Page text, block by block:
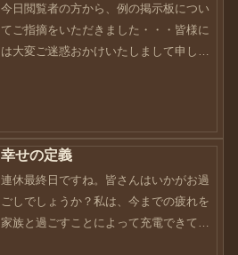
ですが、2食、1食...
今日閲覧者の方から、例の掲示板につい
てご指摘をいただきました・・・皆様に
は大変ご迷惑おかけいたしまして申し訳
Instagram以外で交流...
幸せの定義
連休最終日ですね。皆さんはいかがお過
ごしでしょうか？私は、今までの疲れを
家族と過ごすことによって充電できてい